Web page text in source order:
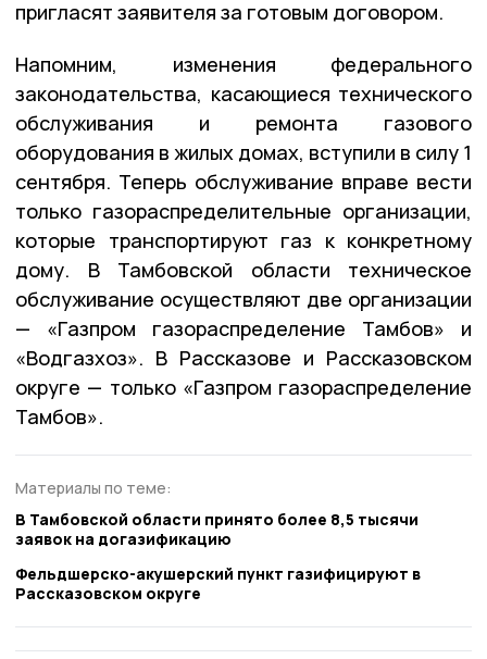
пригласят заявителя за готовым договором.
Напомним, изменения федерального
законодательства, касающиеся технического
обслуживания и ремонта газового
оборудования в жилых домах, вступили в силу 1
сентября. Теперь обслуживание вправе вести
только газораспределительные организации,
которые транспортируют газ к конкретному
дому. В Тамбовской области техническое
обслуживание осуществляют две организации
— «Газпром газораспределение Тамбов» и
«Водгазхоз». В Рассказове и Рассказовском
округе — только «Газпром газораспределение
Тамбов».
Материалы по теме:
В Тамбовской области принято более 8,5 тысячи
заявок на догазификацию
Фельдшерско-акушерский пункт газифицируют в
Рассказовском округе